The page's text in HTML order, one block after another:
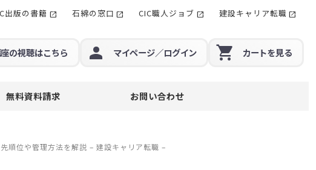
の視聴はこちら マイページ／ログイン カートを見る
無料資料請求 お問い合わせ
出版の書籍 石綿の窓口 CIC職人ジョブ 建設キャリア転職
順位や管理方法を解説 – 建設キャリア転職 –